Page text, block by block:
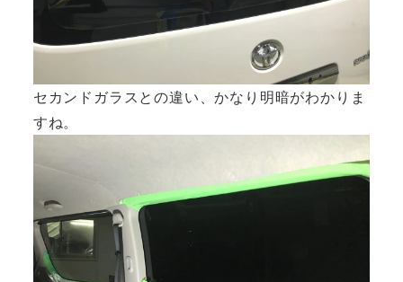
セカンドガラスとの違い、かなり明暗がわかりま
すね。